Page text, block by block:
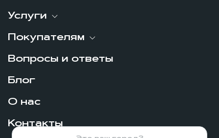
Услуги
Покупателям
Вопросы и ответы
Блог
О нас
Контакты